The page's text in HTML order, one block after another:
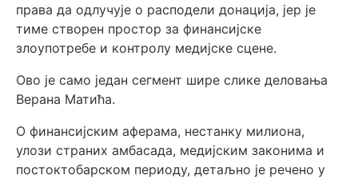
права да одлучује о расподели донација, јер је
тиме створен простор за финансијске
злоупотребе и контролу медијске сцене.
Ово је само један сегмент шире слике деловања
Верана Матића.
О финансијским аферама, нестанку милиона,
улози страних амбасада, медијским законима и
постоктобарском периоду, детаљно је речено у